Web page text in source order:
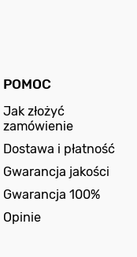
POMOC
Jak złożyć
zamówienie
Dostawa i płatność
Gwarancja jakości
Gwarancja 100%
Opinie